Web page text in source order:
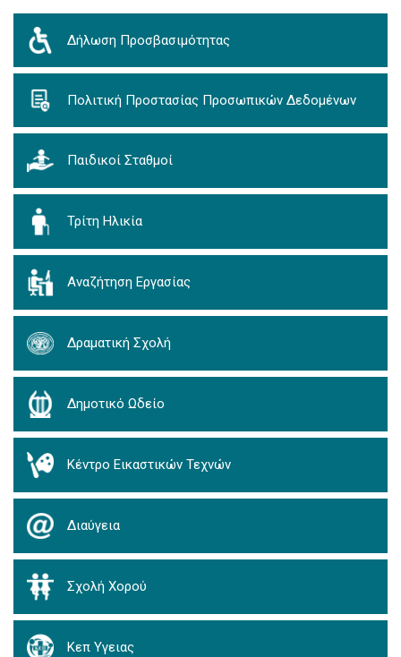
Δήλωση Προσβασιμότητας
Πολιτική Προστασίας Προσωπικών Δεδομένων
Παιδικοί Σταθμοί
Τρίτη Ηλικία
Αναζήτηση Εργασίας
Δραματική Σχολή
Δημοτικό Ωδείο
Κέντρο Εικαστικών Τεχνών
Διαύγεια
Σχολή Χορού
Κεπ Υγειας